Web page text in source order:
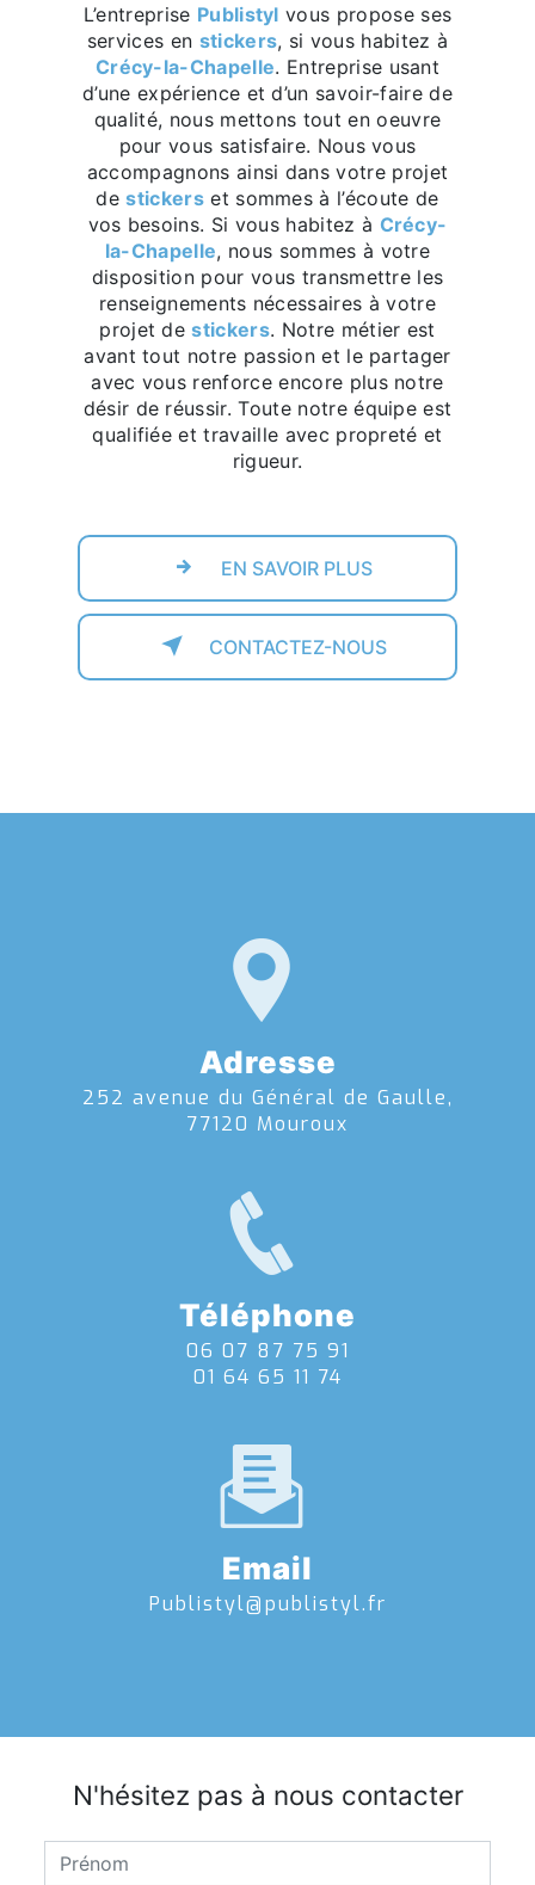
L’entreprise Publistyl vous propose ses
services en stickers, si vous habitez à
Crécy-la-Chapelle. Entreprise usant
d’une expérience et d’un savoir-faire de
qualité, nous mettons tout en oeuvre
pour vous satisfaire. Nous vous
accompagnons ainsi dans votre projet
destickerset sommes à l’écoute de
vos besoins. Si vous habitez à Crécy-
la-Chapelle, nous sommes à votre
disposition pour vous transmettre les
renseignements nécessaires à votre
projet destickers. Notre métier est
avant tout notre passion et le partager
avec vous renforce encore plus notre
désir de réussir. Toute notre équipe est
qualifiée et travaille avec propreté et
rigueur.
EN SAVOIR PLUS
CONTACTEZ-NOUS
Adresse
252 avenue du Général de Gaulle,
77120 Mouroux
Téléphone
06 07 87 75 91
01 64 65 11 74
Email
publistyl@publistyl.fr
N'hésitez pas à nous contacter